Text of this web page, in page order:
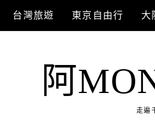
台灣旅遊 東京自由行 大
阿
走遍